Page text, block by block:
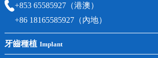
+853 65585927（港澳）
+86 18165585927（內地）
牙齒種植 Implant